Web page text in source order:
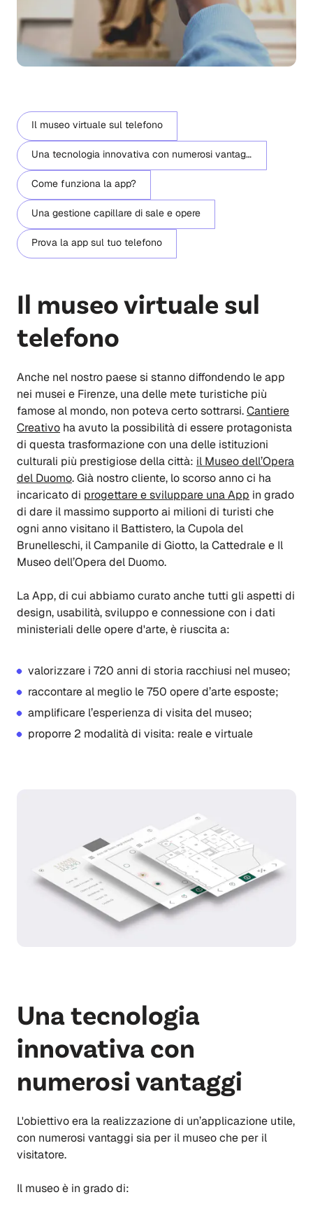
Il museo virtuale sul telefono
Una tecnologia innovativa con numerosi vantaggi
Come funziona la app?
Una gestione capillare di sale e opere
Prova la app sul tuo telefono
Il museo virtuale sul
telefono
Anche nel nostro paese si stanno diffondendo le app
nei musei e Firenze, una delle mete turistiche più
famose al mondo, non poteva certo sottrarsi.Cantiere
Creativo ha avuto la possibilità di essere protagonista
di questa trasformazione con una delle istituzioni
culturali più prestigiose della città: il Museo dell’Opera
del Duomo. Già nostro cliente, lo scorso anno ci ha
incaricato di progettare e sviluppare una App in grado
di dare il massimo supporto ai milioni di turisti che
ogni anno visitano il Battistero, la Cupola del
Brunelleschi, il Campanile di Giotto, la Cattedrale e Il
Museo dell’Opera del Duomo.
La App, di cui abbiamo curato anche tutti gli aspetti di
design, usabilità, sviluppo e connessione con i dati
ministeriali delle opere d'arte, è riuscita a:
valorizzare i 720 anni di storia racchiusi nel museo;
raccontare al meglio le 750 opere d’arte esposte;
amplificare l’esperienza di visita del museo;
proporre 2 modalità di visita: reale e virtuale
Una tecnologia
innovativa con
numerosi vantaggi
L'obiettivo era la realizzazione di un’applicazione utile,
con numerosi vantaggi sia per il museo che per il
visitatore.
Il museo è in grado di: